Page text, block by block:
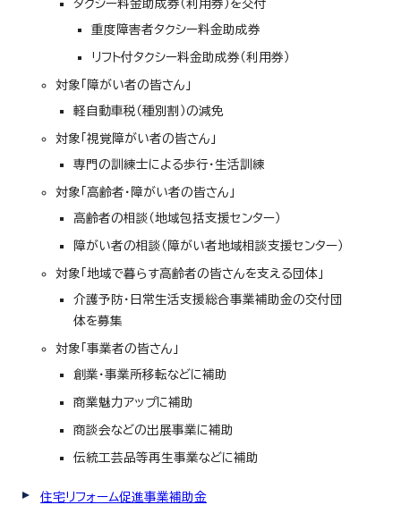
タクシー料金助成券（利用券）を交付
重度障害者タクシー料金助成券
リフト付タクシー料金助成券（利用券）
対象「障がい者の皆さん」
軽自動車税（種別割）の減免
対象「視覚障がい者の皆さん」
専門の訓練士による歩行・生活訓練
対象「高齢者・障がい者の皆さん」
高齢者の相談（地域包括支援センター）
障がい者の相談（障がい者地域相談支援センター）
対象「地域で暮らす高齢者の皆さんを支える団体」
介護予防・日常生活支援総合事業補助金の交付団
体を募集
対象「事業者の皆さん」
創業・事業所移転などに補助
商業魅力アップに補助
商談会などの出展事業に補助
伝統工芸品等再生事業などに補助
住宅リフォーム促進事業補助金